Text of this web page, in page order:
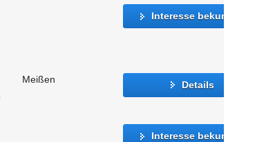
Interesse bekunden
Meißen Details
Interesse bekunden